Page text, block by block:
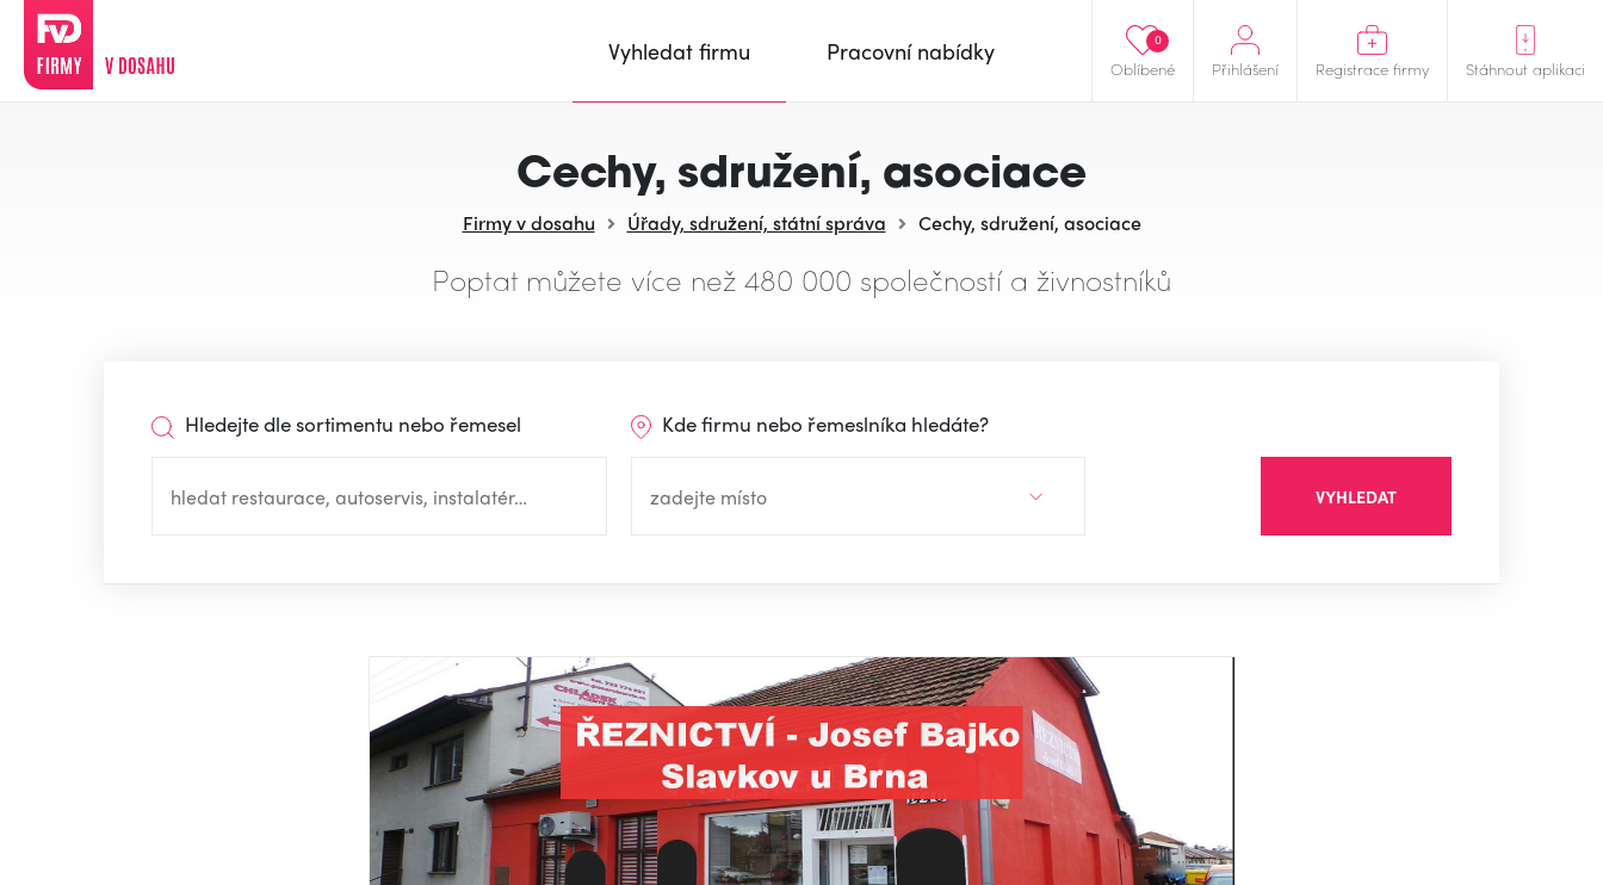
Oblíbené
0
Přihlášení Registrace firmy Stáhnout aplikaci
Vyhledat firmu Pracovní nabídky
Cechy, sdružení, asociace
Firmy v dosahu Úřady, sdružení, státní správa Cechy, sdružení, asociace
Poptat můžete více než 480 000 společností a živnostníků
Hledejte dle sortimentu nebo řemesel Kde firmu nebo řemeslníka hledáte?
VYHLEDAT